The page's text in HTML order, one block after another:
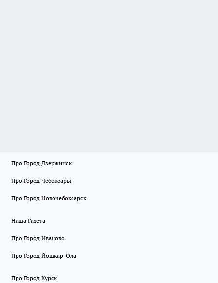
Про Город Дзержинск
Про Город Чебоксары
Про Город Новочебоксарск
Наша Газета
Про Город Иваново
Про Город Йошкар-Ола
Про Город Курск